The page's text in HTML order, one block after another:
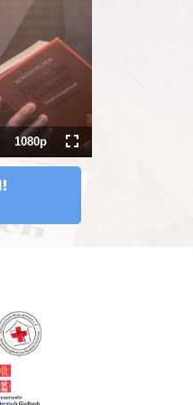
Quality
1080p Fullscreen